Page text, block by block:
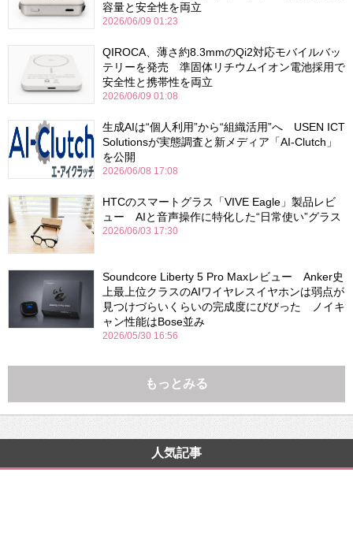
容量と安全性を両立
2026/06/09 01:23
QIROCA、薄さ約8.3mmのQi2対応モバイルバッ
テリーを発売 準固体リチウムイオン電池採用で
安全性と携帯性を両立
2026/06/09 01:08
生成AIは“個人利用”から“組織活用”へ USEN ICT
Solutionsが実態調査と新メディア「AI-Clutch」
を公開
2026/06/08 17:08
HTCのスマートグラス「VIVE Eagle」製品レビ
ュー AIと音声操作に特化した“日常使い”グラス
2026/06/03 17:30
Soundcore Liberty 5 Pro Maxレビュー Anker史
上最上位クラスのAIワイヤレスイヤホンは弱点が
見つけづらいくらいの完成度にびびった ノイキ
ャン性能はBose並み
2026/05/30 16:56
もっとみる
人気記事